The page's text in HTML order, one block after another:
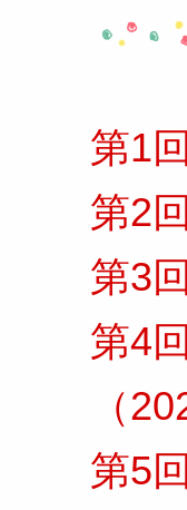
第1
第2
第3
第4
（
第5